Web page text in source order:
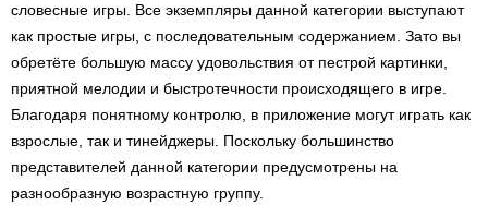
словесные игры. Все экземпляры данной категории выступают
как простые игры, с последовательным содержанием. Зато вы
обретёте большую массу удовольствия от пестрой картинки,
приятной мелодии и быстротечности происходящего в игре.
Благодаря понятному контролю, в приложение могут играть как
взрослые, так и тинейджеры. Поскольку большинство
представителей данной категории предусмотрены на
разнообразную возрастную группу.